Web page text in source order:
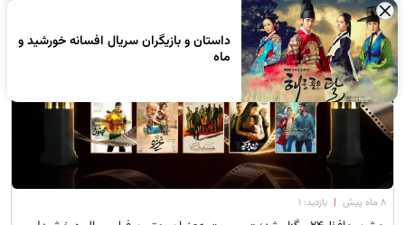
۸ ماه پیش | بازدید: 1
×
داستان و بازیگران سریال افسانه خورشید و
ماه